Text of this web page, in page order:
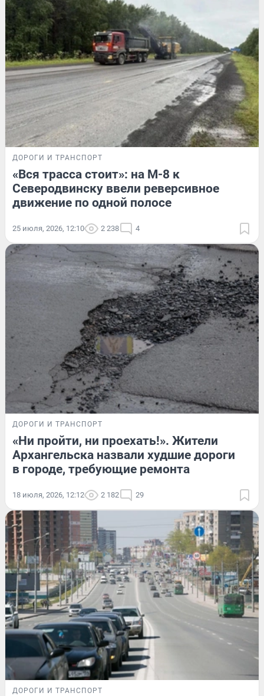
ДОРОГИ И ТРАНСПОРТ
«Вся трасса стоит»: на М-8 к
Северодвинску ввели реверсивное
движение по одной полосе
25 июля, 2026, 12:10 2 238 4
ДОРОГИ И ТРАНСПОРТ
«Ни пройти, ни проехать!». Жители
Архангельска назвали худшие дороги
в городе, требующие ремонта
18 июля, 2026, 12:12 2 182 29
ДОРОГИ И ТРАНСПОРТ